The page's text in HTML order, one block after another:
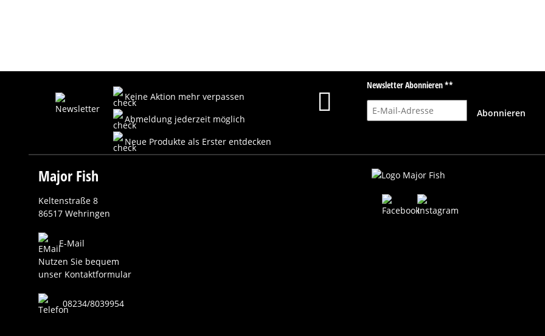
Keine Aktion mehr verpassen
Abmeldung jederzeit möglich
Neue Produkte als Erster entdecken
Newsletter Abonnieren **
E-Mail-Adresse
Abonnieren
Major Fish
Keltenstraße 8
86517 Wehringen
E-Mail
Nutzen Sie bequem
unser Kontaktformular
08234/8039954